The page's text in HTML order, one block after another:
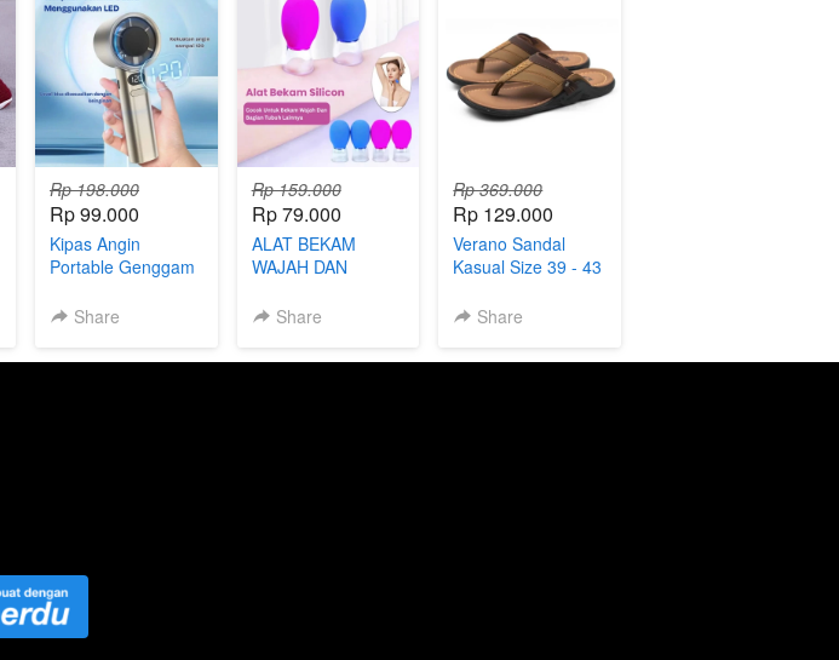
Rp 198.000
Rp 99.000
Kipas Angin
Portable Genggam
Tingkat
Share
Rp 159.000
Rp 79.000
ALAT BEKAM
WAJAH DAN
Share
Rp 369.000
Rp 129.000
Verano Sandal
Kasual Size 39 - 43
Share